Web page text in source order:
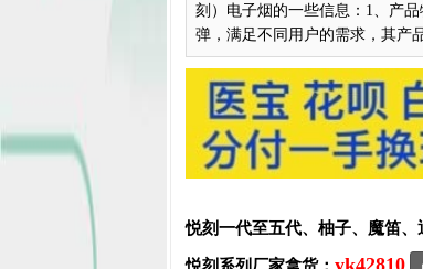
刻）电子烟的一些信息：1、产
弹，满足不同用户的需求，其产
悦刻一代至五代、柚子、魔笛